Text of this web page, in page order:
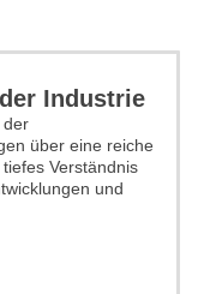
Industrie
der
über eine reiche
Verständnis
und